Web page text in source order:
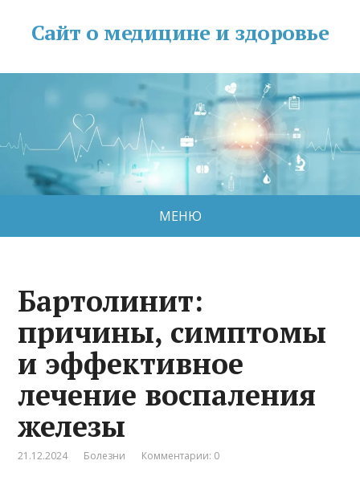
Сайт о медицине и здоровье
МЕНЮ
Бартолинит:
причины, симптомы
и эффективное
лечение воспаления
железы
21.12.2024 Болезни Комментарии: 0